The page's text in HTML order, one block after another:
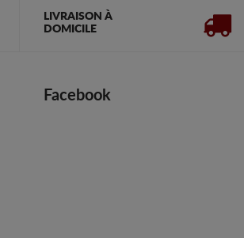
LIVRAISON À
DOMICILE
Facebook